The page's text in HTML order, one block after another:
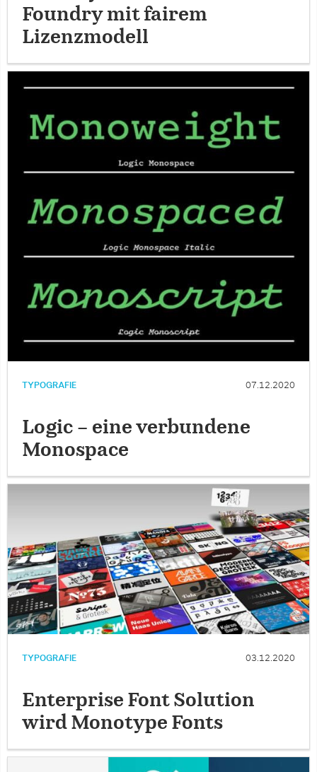
Foundry mit fairem
Lizenzmodell
TYPOGRAFIE 07.12.2020
Logic – eine verbundene
Monospace
TYPOGRAFIE 03.12.2020
Enterprise Font Solution
wird Monotype Fonts